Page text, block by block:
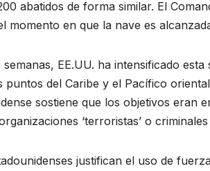
abatidos de forma similar. El
momento en que la nave es
EE.UU. ha intensificado
puntos del Caribe y el Pacífico
sostiene que los objetivos eran
‘terroristas’ o
justifican el uso de